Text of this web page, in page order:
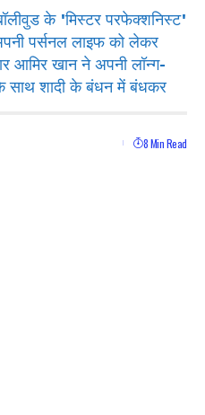
के 'मिस्टर परफेक्शनिस्ट'
पर्सनल लाइफ को लेकर
आमिर खान ने अपनी लॉन्ग-
के साथ शादी के बंधन में बंधकर
8 Min Read